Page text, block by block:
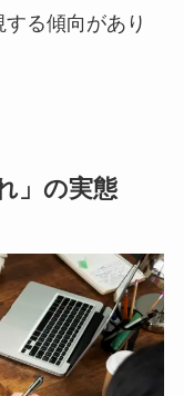
る傾向があり
」の実態